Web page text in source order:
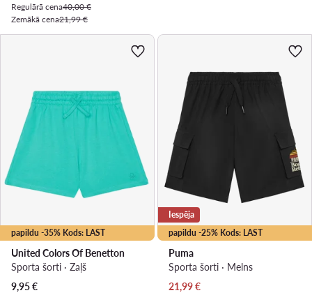
Regulārā cena40,00 €
Zemākā cena21,99 €
papildu -35% Kods: LAST
United Colors Of Benetton
Sporta šorti · Zaļš
9,95€
papildu -25% Kods: LAST
Iespēja
Puma
Sporta šorti · Melns
Pašreizējā cena
21,99€